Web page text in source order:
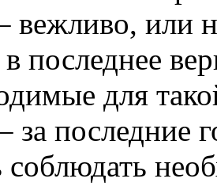
вежливо, или
в последнее
для
за последние
соблюдать